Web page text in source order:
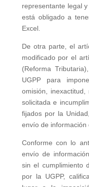
representante legal
está obligado a
Excel.
De otra parte, el
modificado por el
(Reforma
UGPP para
omisión,
solicitada e
fijados por la
envío de información
Conforme con lo
envío de
sin el cumplimiento
por la UGPP,